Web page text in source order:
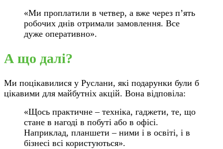
«Ми проплатили в четвер, а вже через п’ять
робочих днів отримали замовлення. Все
дуже оперативно».
А що далі?
Ми поцікавилися у Руслани, які подарунки були б
цікавими для майбутніх акцій. Вона відповіла:
«Щось практичне – техніка, гаджети, те, що
стане в нагоді в побуті або в офісі.
Наприклад, планшети – ними і в освіті, і в
бізнесі всі користуються».